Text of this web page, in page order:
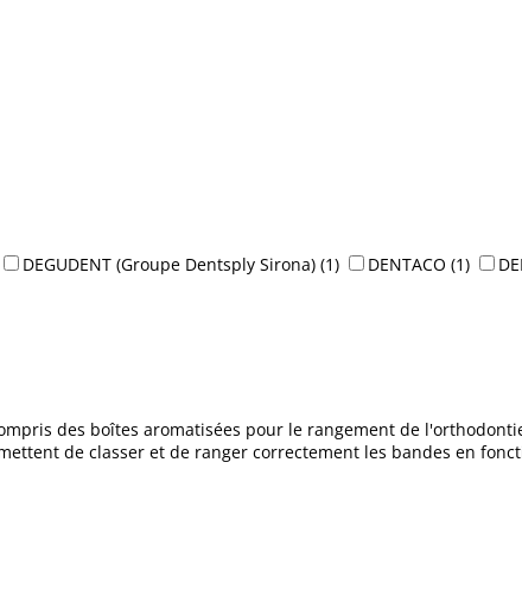
DEGUDENT (Groupe Dentsply Sirona) (1) DENTACO (1)
des boîtes aromatisées pour le rangement de
de classer et de ranger correctement les bandes en